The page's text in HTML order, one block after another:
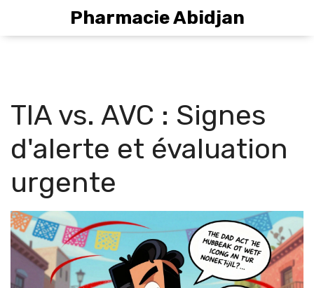
Pharmacie Abidjan
TIA vs. AVC : Signes
d'alerte et évaluation
urgente